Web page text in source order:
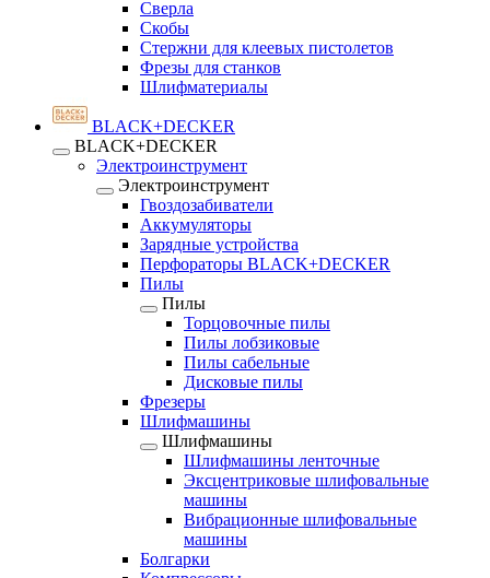
Сверла
Скобы
Стержни для клеевых пистолетов
Фрезы для станков
Шлифматериалы
BLACK+DECKER
BLACK+DECKER
Электроинструмент
Электроинструмент
Гвоздозабиватели
Аккумуляторы
Зарядные устройства
Перфораторы BLACK+DECKER
Пилы
Пилы
Торцовочные пилы
Пилы лобзиковые
Пилы сабельные
Дисковые пилы
Фрезеры
Шлифмашины
Шлифмашины
Шлифмашины ленточные
Эксцентриковые шлифовальные
машины
Вибрационные шлифовальные
машины
Болгарки